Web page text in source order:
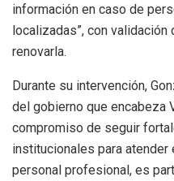
información en caso de
localizadas”, con
renovarla.
Durante su intervención,
del gobierno que encabeza
compromiso de seguir
institucionales para atender
personal profesional, es